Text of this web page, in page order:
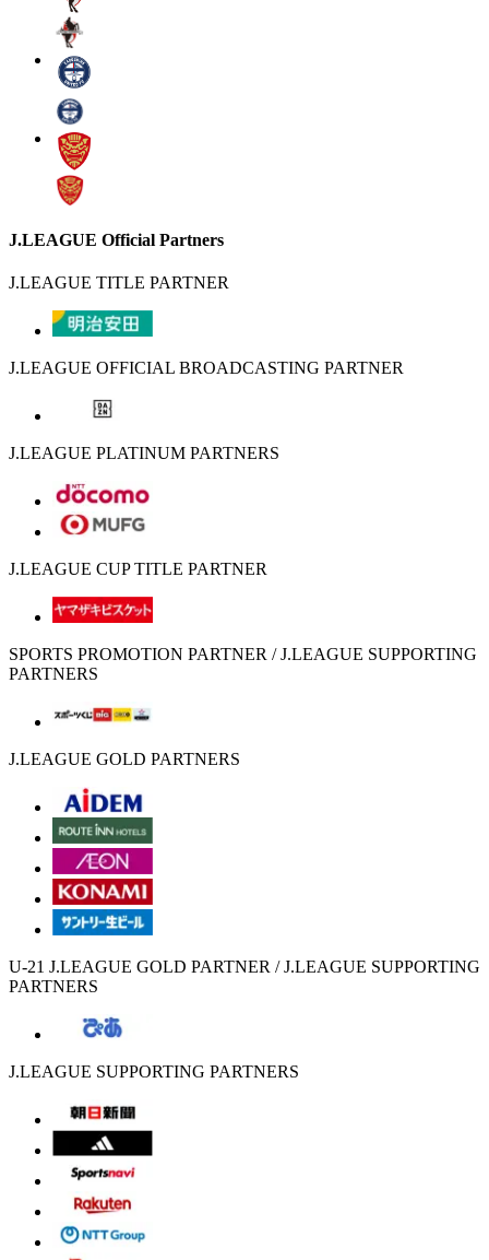
J.LEAGUE Official Partners
J.LEAGUE TITLE PARTNER
J.LEAGUE OFFICIAL BROADCASTING PARTNER
J.LEAGUE PLATINUM PARTNERS
J.LEAGUE CUP TITLE PARTNER
SPORTS PROMOTION PARTNER / J.LEAGUE SUPPORTING
PARTNERS
J.LEAGUE GOLD PARTNERS
U-21 J.LEAGUE GOLD PARTNER / J.LEAGUE SUPPORTING
PARTNERS
J.LEAGUE SUPPORTING PARTNERS